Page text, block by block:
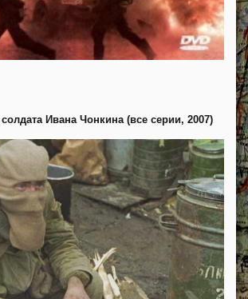
Ивана Чонкина (все серии, 2007)